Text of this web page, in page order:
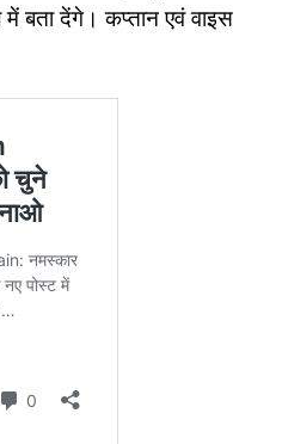
बता देंगे। कप्तान एवं वाइस